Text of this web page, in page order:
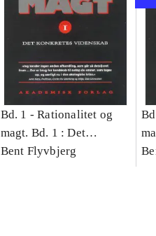
Bd. 1 -Rationalitet og
magt. Bd. 1 : Det
konkretes videnskab
Bent Flyvbjerg